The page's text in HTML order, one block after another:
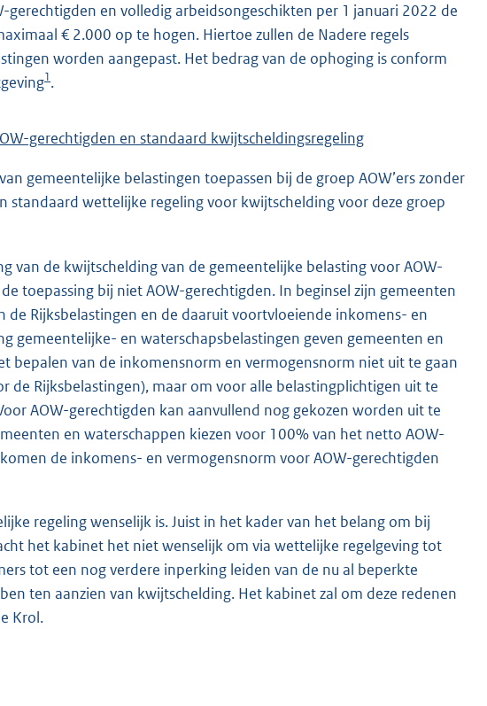
en volledig arbeidsongeschikten per 1 januari 2022 de
€ 2.000 op te hogen. Hiertoe zullen de Nadere regels
worden aangepast. Het bedrag van de ophoging is conform
1.
gerechtigden en standaard kwijtscheldingsregeling
gemeentelijke belastingen toepassen bij de groep AOW’ers zonder
standaard wettelijke regeling voor kwijtschelding voor deze groep
van de kwijtschelding van de gemeentelijke belasting voor AOW-
toepassing bij niet AOW-gerechtigden. In beginsel zijn gemeenten
de Rijksbelastingen en de daaruit voortvloeiende inkomens- en
gemeentelijke- en waterschapsbelastingen geven gemeenten en
bepalen van de inkomensnorm en vermogensnorm niet uit te gaan
de Rijksbelastingen), maar om voor alle belastingplichtigen uit te
AOW-gerechtigden kan aanvullend nog gekozen worden uit te
en waterschappen kiezen voor 100% van het netto AOW-
de inkomens- en vermogensnorm voor AOW-gerechtigden
regeling wenselijk is. Juist in het kader van het belang om bij
het kabinet het niet wenselijk om via wettelijke regelgeving tot
tot een nog verdere inperking leiden van de nu al beperkte
ten aanzien van kwijtschelding. Het kabinet zal om deze redenen
Krol.